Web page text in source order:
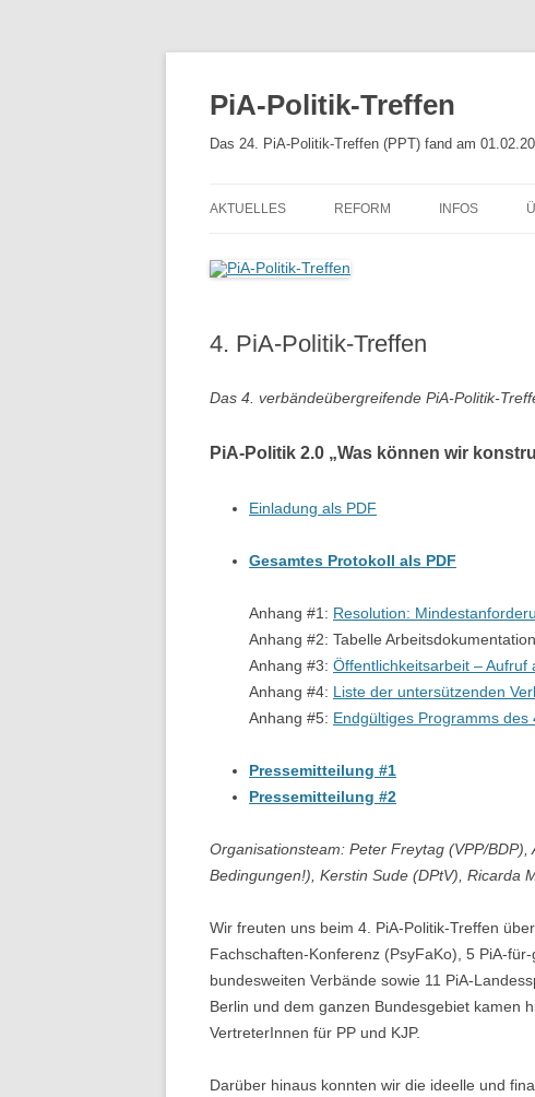
PiA-Politik-Treffen
Das 24. PiA-Politik-Treffen (PPT) fand am
AKTUELLES REFORM
UNSERE EMPFEHLUNGEN ZUR
REFERENTENENTWURF
ARBEITSENTWURF
INFOS
4. PiA-Politik-Treffen
Das 4. verbändeübergreifende PiA-Politik-
PiA-Politik 2.0 „Was können wir
Einladung als PDF
Gesamtes Protokoll als PDF
Anhang #1: Resolution:
Anhang #2: Tabelle
Anhang #3: Öffentlichkeitsarbeit – Aufruf
Anhang #4: Liste der untersützenden
Anhang #5: Endgültiges Programms des
Pressemitteilung #1
Pressemitteilung #2
Organisationsteam: Peter Freytag (VPP/
Bedingungen!), Kerstin Sude (DPtV), Ricarda
Wir freuten uns beim 4. PiA-Politik-Treffen
Fachschaften-Konferenz (PsyFaKo), 5 PiA-
bundesweiten Verbände sowie 11 PiA-
Berlin und dem ganzen Bundesgebiet kamen
VertreterInnen für PP und KJP.
Darüber hinaus konnten wir die ideelle und